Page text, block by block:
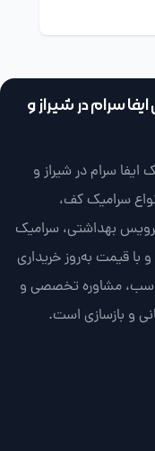
سرام در شیراز و
سرام در شیراز و
سرامیک کف،
بهداشتی، سرامیک
قیمت به‌روز خریداری
مشاوره تخصصی و
و بازسازی است.